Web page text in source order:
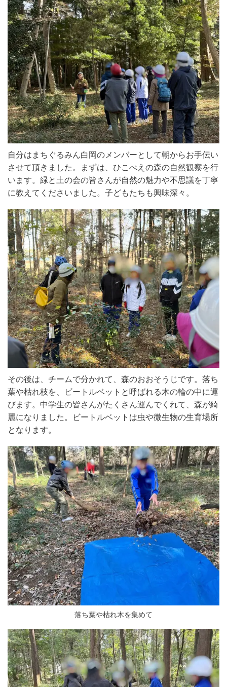
自分はまちぐるみん白岡のメンバーとして朝からお手伝い
させて頂きました。まずは、ひこべえの森の自然観察を行
います。緑と土の会の皆さんが自然の魅力や不思議を丁寧
に教えてくださいました。子どもたちも興味深々。
その後は、チームで分かれて、森のおおそうじです。落ち
葉や枯れ枝を、ビートルベットと呼ばれる木の輪の中に運
びます。中学生の皆さんがたくさん運んでくれて、森が綺
麗になりました。ビートルベットは虫や微生物の生育場所
となります。
落ち葉や枯れ木を集めて